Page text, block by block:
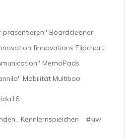
präsentieren" Boardcleaner
finnovations Flipchart
MemoPads
Mobilität Multibao
Kennlernspielchen #kiw